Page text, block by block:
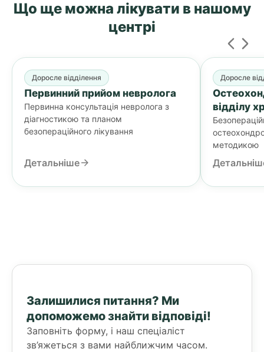
Що ще можна лікувати в нашому
центрі
Доросле відділення
Первинний прийом невролога
Первинна консультація невролога з
діагностикою та планом
безопераційного лікування
Детальніше
Доросле
відділу
методикою
Залишилися питання? Ми
допоможемо знайти відповіді!
Заповніть форму, і наш спеціаліст
зв’яжеться з вами найближчим часом.